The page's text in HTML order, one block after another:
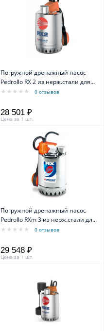
Погружной дренажный насос
Pedrollo RX 2 из нерж.стали для
пресной воды каб.5м
0 отзывов
28 501 ₽
Цена за 1 шт.
Погружной дренажный насос
Pedrollo RXm 3 из нерж.стали для
пресной воды каб 5м
0 отзывов
29 548 ₽
Цена за 1 шт.